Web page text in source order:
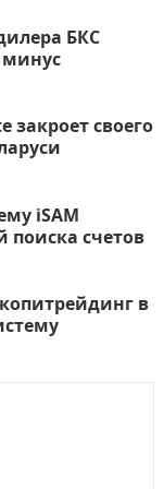
БКС
минус
закроет своего
iSAM
поиска счетов
в